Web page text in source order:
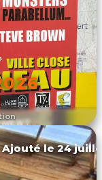
Ajouté le 24